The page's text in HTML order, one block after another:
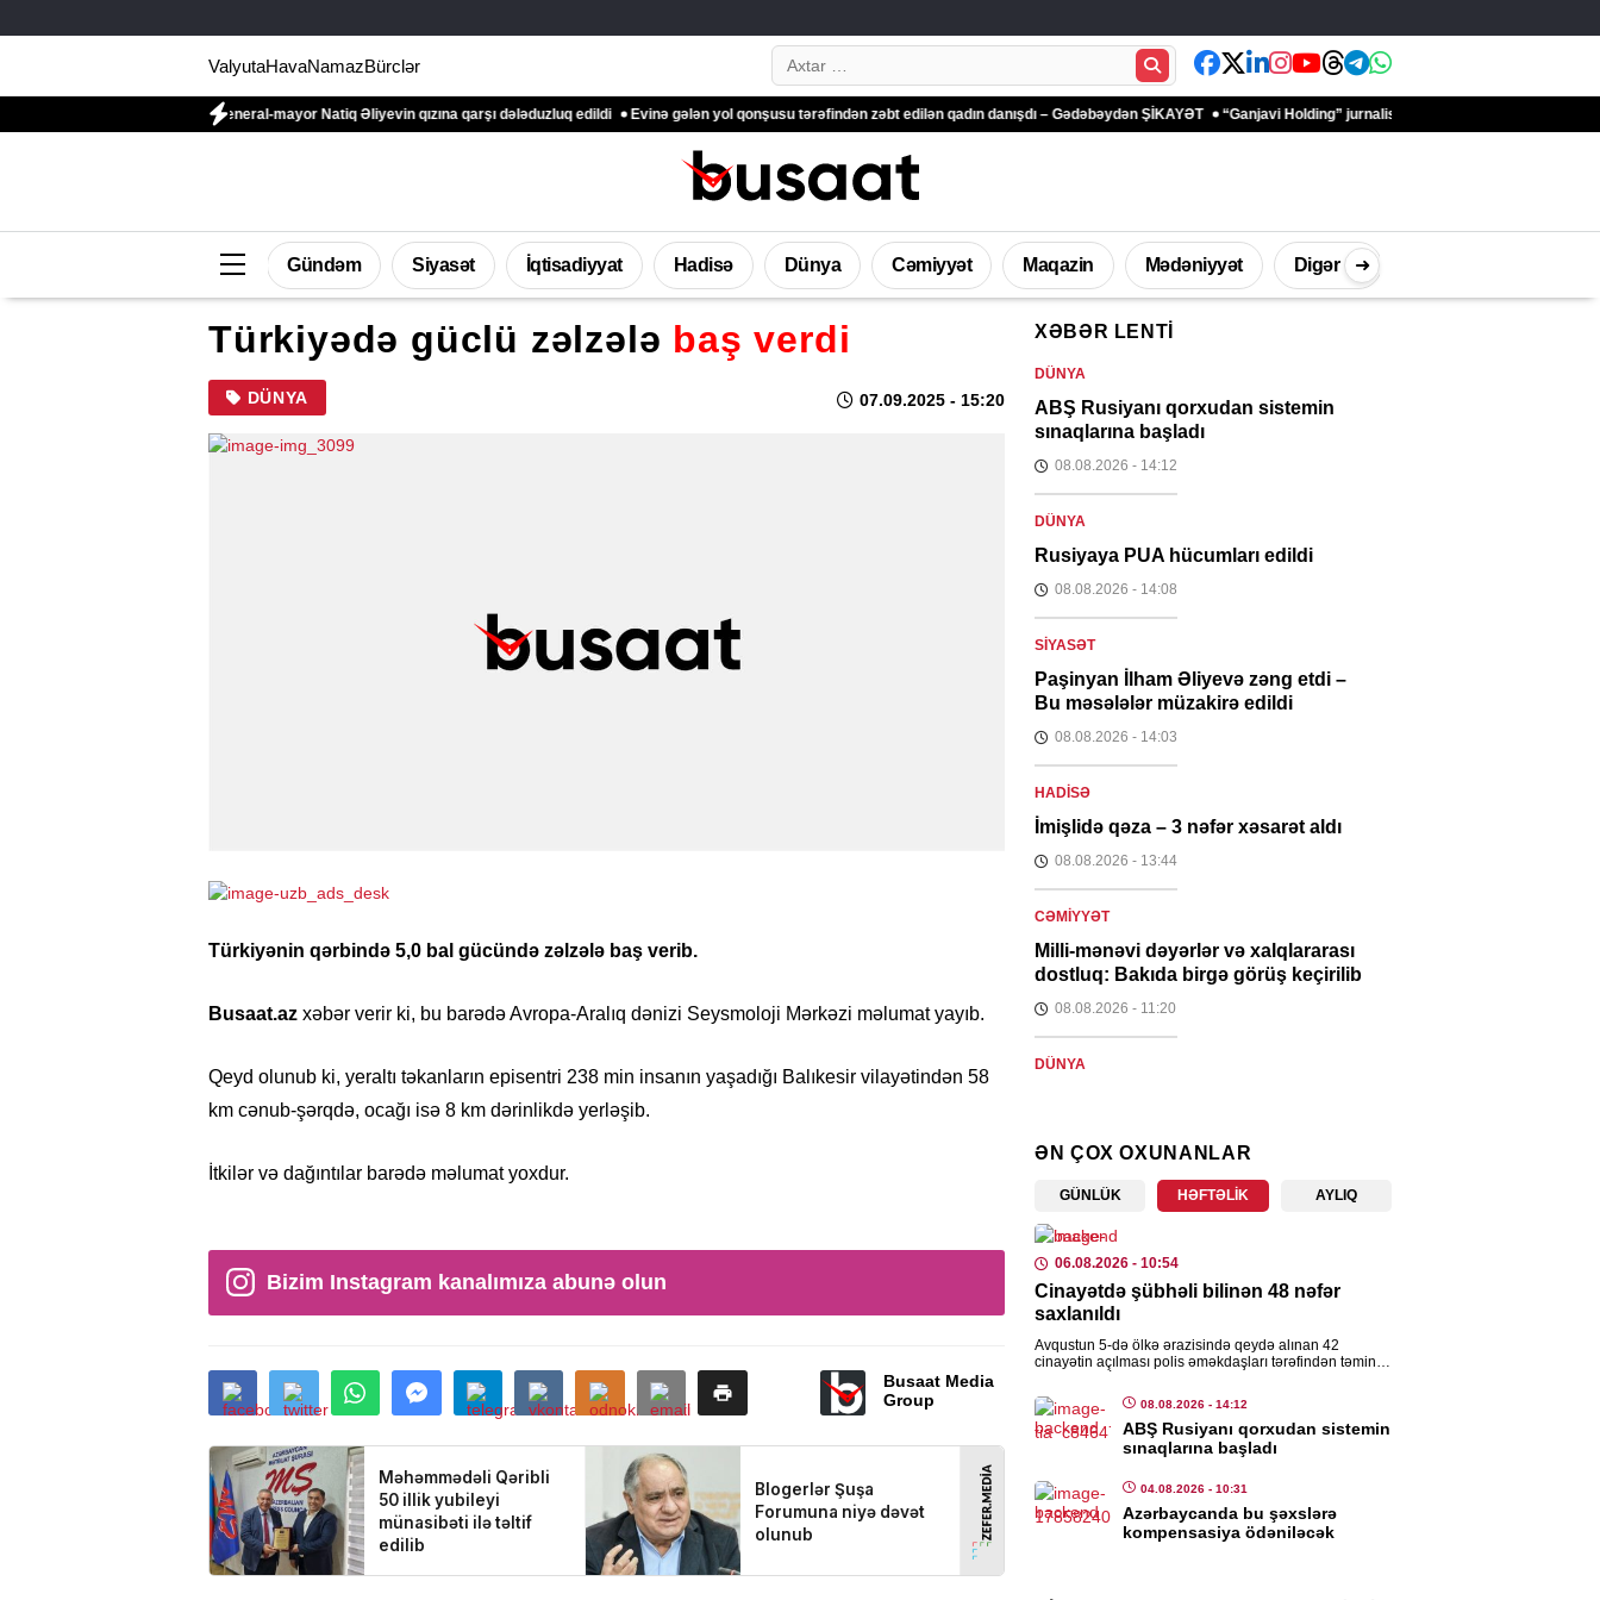
ValyutaHavaNamazBürclər Search…
General-mayor Natiq Əliyevin qızına qarşı dələduzluq edildi Evinə gələn yol qonşusu tərəfindən zəbt edilən qadın danışdı – Gədəbəydən ŞİKAYƏT “Ganjavi Holding” jurnalistləri peşə bayramı münasibətilə təbrik
Gündəm Siyasət İqtisadiyyat Hadisə Dünya Cəmiyyət Maqazin Mədəniyyət Digər ➜
Türkiyədə güclü zəlzələ baş verdi
DÜNYA 07.09.2025 - 15:20
Türkiyənin qərbində 5,0 bal gücündə zəlzələ baş verib.
Busaat.az xəbər verir ki, bu barədə Avropa-Aralıq dənizi Seysmoloji Mərkəzi məlumat yayıb.
Qeyd olunub ki, yeraltı təkanların episentri 238 min insanın yaşadığı Balıkesir vilayətindən 58
km cənub-şərqdə, ocağı isə 8 km dərinlikdə yerləşib.
İtkilər və dağıntılar barədə məlumat yoxdur.
Bizim Instagram kanalımıza abunə olun
Busaat Media
Group
XƏBƏR LENTI
DÜNYA
ABŞ Rusiyanı qorxudan sistemin
sınaqlarına başladı
08.08.2026 - 14:12
DÜNYA
Rusiyaya PUA hücumları edildi
08.08.2026 - 14:08
SIYASƏT
Paşinyan İlham Əliyevə zəng etdi –
Bu məsələlər müzakirə edildi
08.08.2026 - 14:03
HADISƏ
İmişlidə qəza – 3 nəfər xəsarət aldı
08.08.2026 - 13:44
CƏMIYYƏT
Milli-mənəvi dəyərlər və xalqlararası
dostluq: Bakıda birgə görüş keçirilib
08.08.2026 - 11:20
DÜNYA
08.08.2026- 10:26
Azərbaycan vasitəsilə Ermənistana
buğda və daş kömür göndəriləcək
08.08.2026 - 10:24
HADISƏ
Etna oyandı – VİDEO
08.08.2026- 09:37
İQTISADIYYAT
Tovuzda avtomobillər toqquşdu –
Yaralanan var
ƏN ÇOX OXUNANLAR
GÜNLÜK HƏFTƏLIK AYLIQ
06.08.2026 - 10:54
Cinayətdə şübhəli bilinən 48 nəfər
saxlanıldı
Avqustun 5-də ölkə ərazisində qeydə alınan 42
cinayətin açılması polis əməkdaşları tərəfindən təmin
məlumata […]
08.08.2026 - 14:12
ABŞ Rusiyanı qorxudan sistemin
sınaqlarına başladı
04.08.2026 - 10:31
Azərbaycanda bu şəxslərə
kompensasiya ödəniləcək